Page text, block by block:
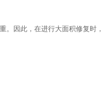
。因此，在进行大面积修复时，